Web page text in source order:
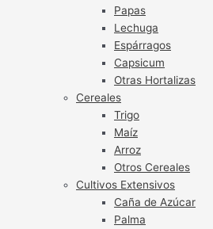
Papas
Lechuga
Espárragos
Capsicum
Otras Hortalizas
Cereales
Trigo
Maíz
Arroz
Otros Cereales
Cultivos Extensivos
Caña de Azúcar
Palma